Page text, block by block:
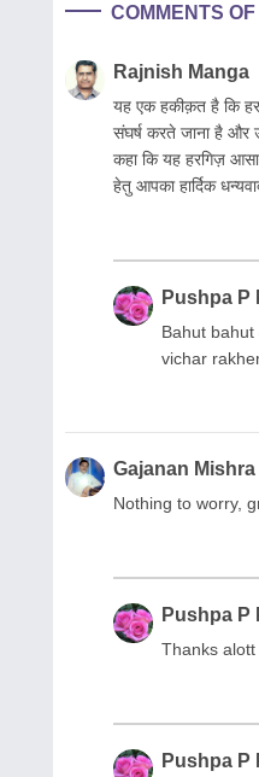
COMMENTS
Rajnish Manga
यह एक हकीक़त है कि
संघर्ष करते जाना है और
कहा कि यह हरगिज़
हेतु आपका हार्दिक
Pushpa P
Bahut
vichar
Gajanan Mishra
Nothing to worry,
Pushpa P
Thanks
Pushpa P